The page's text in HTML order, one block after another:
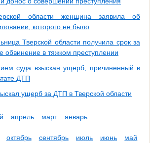
области женщина заявила об
которого не было
Тверской области получила срок за
обвинение в тяжком преступлении
суда взыскан ущерб, причиненный в
ДТП
ущерб за ДТП в Тверской области
апрель март
январь
октябрь сентябрь июль июнь
май